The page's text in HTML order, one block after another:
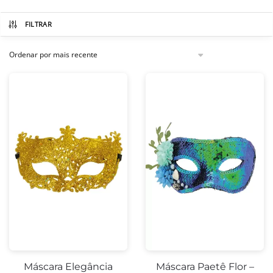
FILTRAR
Máscara Elegância
Máscara Paetê Flor –